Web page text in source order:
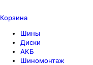
Корзина
Шины
Диски
АКБ
Шиномонтаж